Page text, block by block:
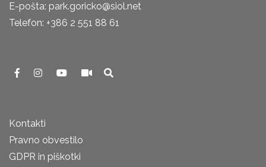
E-pošta: park.goricko@siol.net
Telefon: +386 2 551 88 61
Kontakti
Pravno obvestilo
GDPR in piškotki